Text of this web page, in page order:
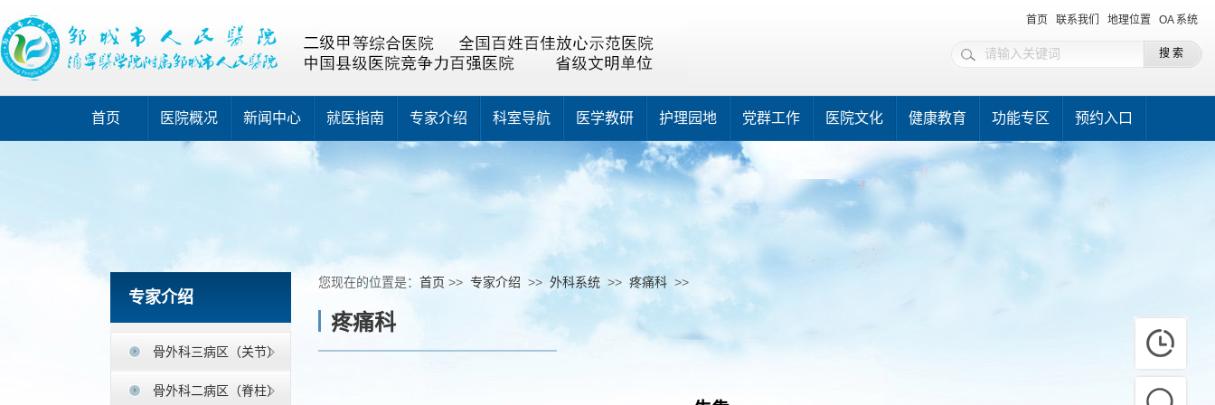
首页 联系我们 地理位置 OA 系统
首页 医院概况 新闻中心 就医指南 专家介绍 科室导航 医学教研 护理园地 党群工作 医院文化 健康教育 功能专区 预约入口
专家介绍
骨外科三病区（关节）
骨外科二病区（脊柱）
您现在的位置是： 首页 >> 专家介绍 >> 外科系统 >> 疼痛科 >>
疼痛科